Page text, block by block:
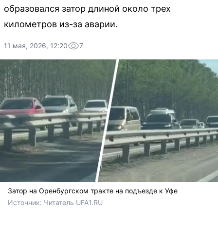
образовался затор длиной около трех
километров из-за аварии.
11 мая, 2026, 12:20 7
Затор на Оренбургском тракте на подъезде к Уфе
Источник: Читатель UFA1.RU